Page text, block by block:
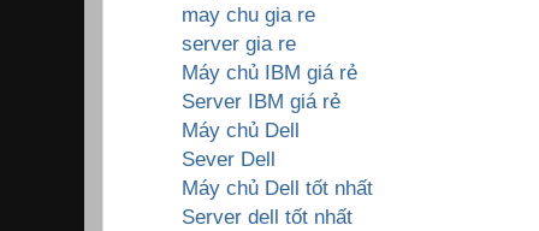
may chu gia re
server gia re
Máy chủ IBM giá rẻ
Server IBM giá rẻ
Máy chủ Dell
Sever Dell
Máy chủ Dell tốt nhất
Server dell tốt nhất